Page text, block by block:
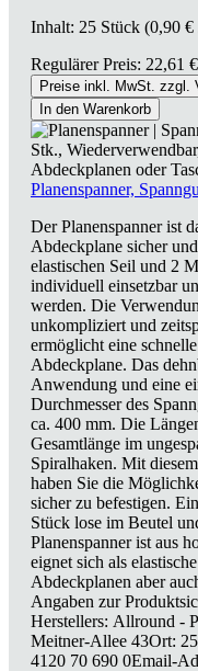
Inhalt: 25 Stück (0,90 €
Regulärer Preis: 22,61 €
Preise inkl. MwSt. zzgl.
In den Warenkorb
Planenspanner,
Der Planenspanner ist
Abdeckplane sicher
elastischen Seil und 2
individuell einsetzbar
werden. Die
unkompliziert und
ermöglicht eine
Abdeckplane. Das
Anwendung und eine
Durchmesser des
ca. 400 mm. Die
Gesamtlänge im
Spiralhaken. Mit
haben Sie die
sicher zu befestigen.
Stück lose im Beutel
Planenspanner ist aus
eignet sich als
Abdeckplanen aber
Angaben zur
Herstellers: Allround -
Meitner-Allee 43Ort:
4120 70 690 0Email-